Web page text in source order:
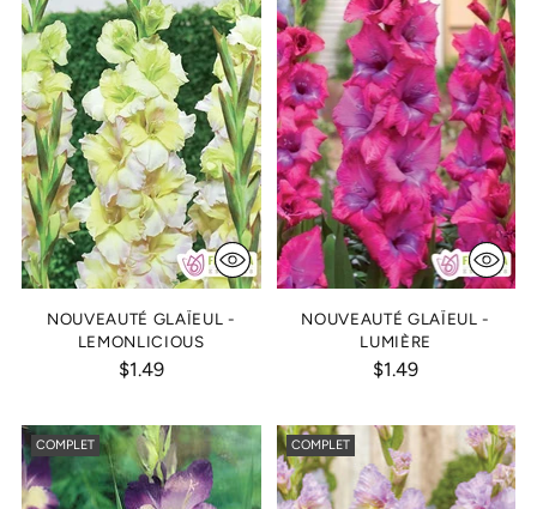
NOUVEAUTÉ GLAÏEUL -
LEMONLICIOUS
$1.49
NOUVEAUTÉ GLAÏEUL -
LUMIÈRE
$1.49
COMPLET COMPLET